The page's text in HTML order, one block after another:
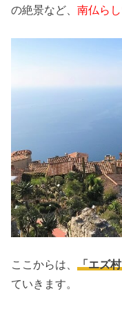
の絶景など、南仏ら
ここからは、「エズ
ていきます。